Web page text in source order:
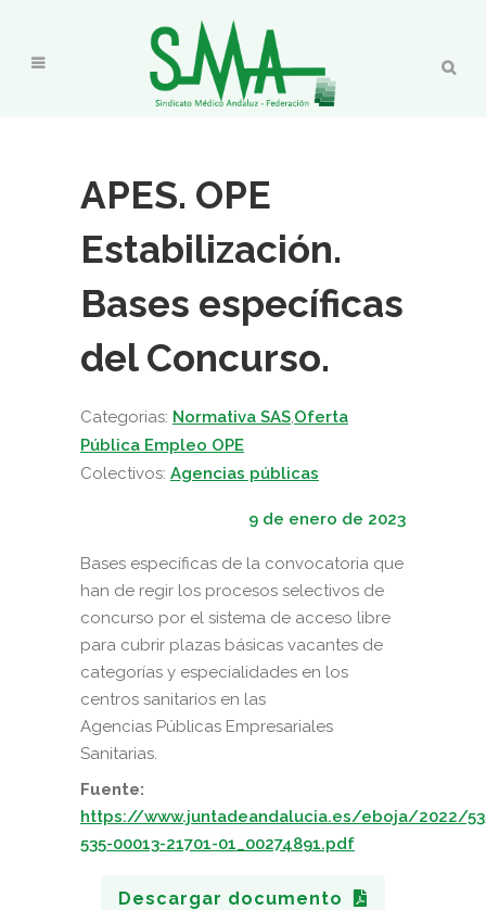
APES. OPE
Estabilización.
Bases específicas
del Concurso.
Categorias: Normativa SAS,Oferta
Pública Empleo OPE
Colectivos: Agencias públicas
9 de enero de 2023
Bases específicas de la convocatoria que
han de regir los procesos selectivos de
concurso por el sistema de acceso libre
para cubrir plazas básicas vacantes de
categorías y especialidades en los
centros sanitarios en las
Agencias Públicas Empresariales
Sanitarias.
Fuente:
https://www.juntadeandalucia.es/eboja/2022/
535-00013-21701-01_00274891.pdf
Descargar documento